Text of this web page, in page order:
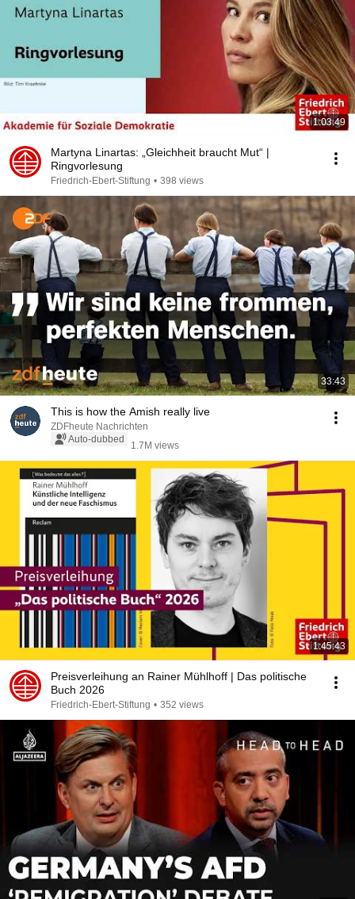
1:03:49
Martyna Linartas: „Gleichheit braucht Mut“ |
Ringvorlesung
Friedrich-Ebert-Stiftung • 398 views
33:43
This is how the Amish really live
ZDFheute Nachrichten
Auto-dubbed
1.7M views
1:45:43
Preisverleihung an Rainer Mühlhoff | Das politische
Buch 2026
Friedrich-Ebert-Stiftung • 352 views